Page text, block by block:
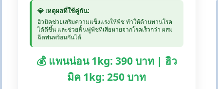
💎 เหตุผลที่ใช้คู่กัน:
ฮิวมิคช่วยเสริมความแข็งแรงให้พืช ทำให้ต้านทานโรค
ได้ดีขึ้น และช่วยฟื้นฟูพืชที่เสียหายจากโรคเร็วกว่า ผสม
ฉีดพ่นพร้อมกันได้
💰 แพนน่อน 1kg: 390 บาท | ฮิว
มิค 1kg: 250 บาท